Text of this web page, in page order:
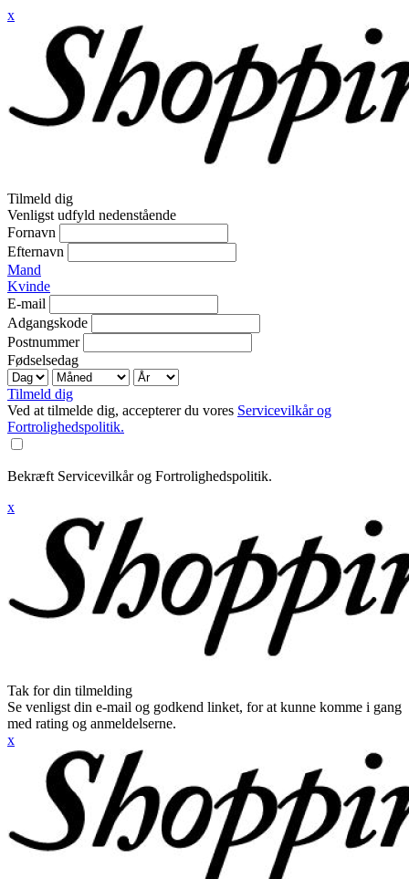
x
Tilmeld dig
Venligst udfyld nedenstående
Fornavn
Efternavn
Mand
Kvinde
E-mail
Adgangskode
Postnummer
Fødselsedag
Tilmeld dig
Ved at tilmelde dig, accepterer du vores Servicevilkår og
Fortrolighedspolitik.
Bekræft Servicevilkår og Fortrolighedspolitik.
x
Tak for din tilmelding
Se venligst din e-mail og godkend linket, for at kunne komme i gang
med rating og anmeldelserne.
x